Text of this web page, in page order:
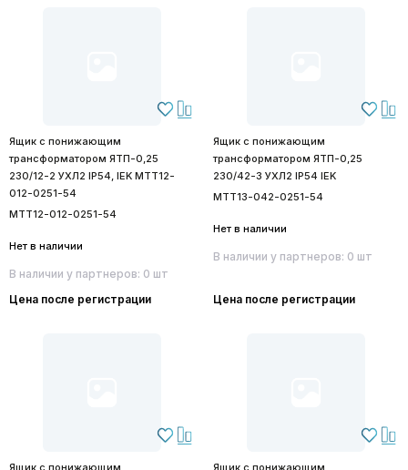
Ящик с понижающим
трансформатором ЯТП-0,25
230/12-2 УХЛ2 IP54, IEK MTT12-
012-0251-54
MTT12-012-0251-54
Нет в наличии
В наличии у партнеров: 0 шт
Цена после регистрации
Ящик с понижающим
трансформатором ЯТП-0,25
230/42-3 УХЛ2 IP54 IEK
MTT13-042-0251-54
Нет в наличии
В наличии у партнеров: 0 шт
Цена после регистрации
Ящик с понижающим
Ящик с понижающим